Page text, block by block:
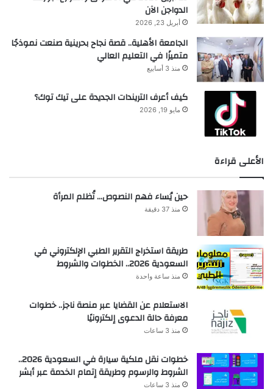
الدواجن الآن
أبريل 23, 2026
الجامعة الأهلية.. قصة نجاح بحرينية صنعت نموذجًا
متميزًا في التعليم العالي
منذ 3 أسابيع
كيف أعرف التريندات الجديدة على تيك توك؟
مايو 19, 2026
الأعلى قراءة
حين يُساء فهم النصوص… تُظلم المرأة
منذ 37 دقيقة
طريقة استخراج التقرير الطبي الإلكتروني في
السعودية 2026.. الخطوات والشروط
منذ ساعة واحدة
الاستعلام عن القضايا عبر منصة ناجز.. خطوات
معرفة حالة الدعوى إلكترونيًا
منذ 3 ساعات
خطوات نقل ملكية سيارة في السعودية 2026..
الشروط والرسوم وطريقة إتمام الخدمة عبر أبشر
منذ 3 ساعات